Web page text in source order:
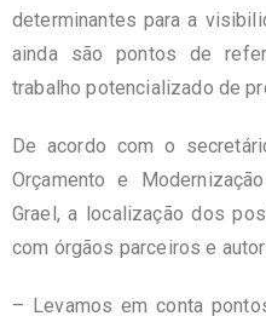
determinantes para a
ainda são pontos de
trabalho potencializado de
De acordo com o
Orçamento e
Grael, a localização dos
com órgãos parceiros e
– Levamos em conta